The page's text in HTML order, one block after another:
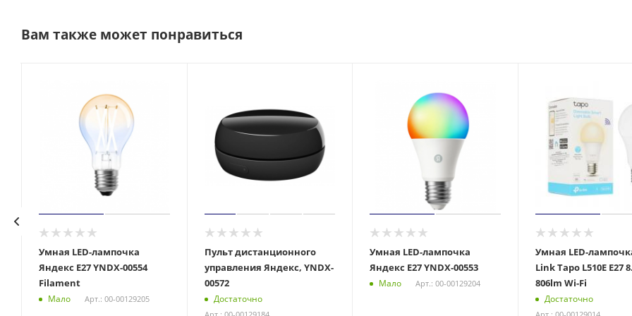
Вам также может понравиться
Умная LED-лампочка
Яндекс E27 YNDX-00554
Filament
Мало Арт.: 00-00129205
Пульт дистанционного
управления Яндекс, YNDX-
00572
Достаточно
Умная LED-лампочка
Яндекс E27 YNDX-00553
Мало Арт.: 00-00129204
Умная LED-
Link Tapo L510E E27
806lm Wi-Fi
Достаточно